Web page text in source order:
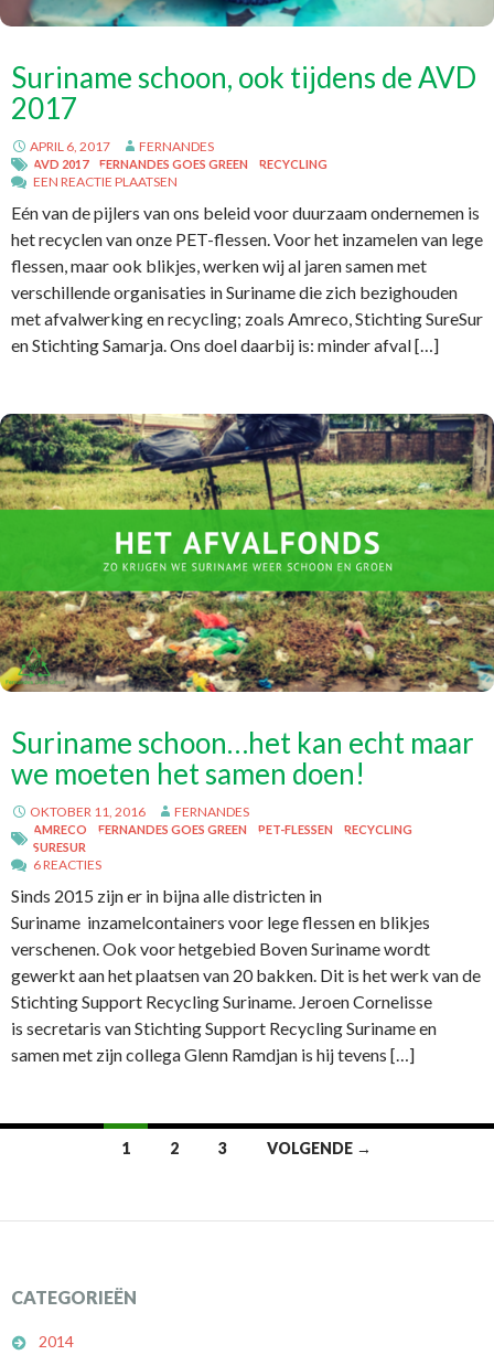
Suriname schoon, ook tijdens de AVD
2017
APRIL 6, 2017 FERNANDES
AVD 2017 FERNANDES GOES GREEN RECYCLING
EEN REACTIE PLAATSEN
Eén van de pijlers van ons beleid voor duurzaam ondernemen is
het recyclen van onze PET-flessen. Voor het inzamelen van lege
flessen, maar ook blikjes, werken wij al jaren samen met
verschillende organisaties in Suriname die zich bezighouden
met afvalwerking en recycling; zoals Amreco, Stichting SureSur
en Stichting Samarja. Ons doel daarbij is: minder afval […]
Suriname schoon…het kan echt maar
we moeten het samen doen!
OKTOBER 11, 2016 FERNANDES
AMRECO FERNANDES GOES GREEN PET-FLESSEN
RECYCLING
SURESUR
6 REACTIES
Sinds 2015 zijn er in bijna alle districten in
Suriname inzamelcontainers voor lege flessen en blikjes
verschenen. Ook voor hetgebied Boven Suriname wordt
gewerkt aan het plaatsen van 20 bakken. Dit is het werk van de
Stichting Support Recycling Suriname. Jeroen Cornelisse
is secretaris van Stichting Support Recycling Suriname en
samen met zijn collega Glenn Ramdjan is hij tevens […]
1 2 3 VOLGENDE →
CATEGORIEËN
2014